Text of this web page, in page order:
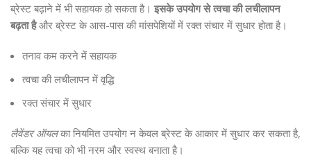
ब्रेस्ट बढ़ाने में भी सहायक हो सकता है। इसके उपयोग से त्वचा की लचीलापन
बढ़ता हैऔर ब्रेस्ट के आस-पास की मांसपेशियों में रक्त संचार में सुधार होता है।
तनाव कम करने में सहायक
त्वचा की लचीलापन में वृद्धि
रक्त संचार में सुधार
लैवेंडर ऑयलका नियमित उपयोग न केवल ब्रेस्ट के आकार में सुधार कर सकता है,
बल्कि यह त्वचा को भी नरम और स्वस्थ बनाता है।